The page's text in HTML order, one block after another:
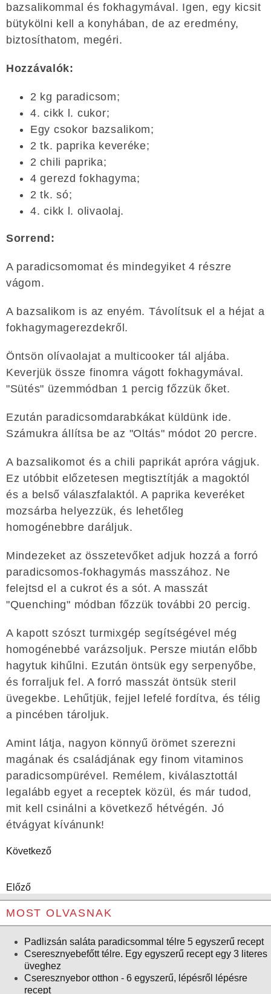
bazsalikommal és fokhagymával. Igen, egy kicsit
bütykölni kell a konyhában, de az eredmény,
biztosíthatom, megéri.
Hozzávalók:
2 kg paradicsom;
4. cikk l. cukor;
Egy csokor bazsalikom;
2 tk. paprika keveréke;
2 chili paprika;
4 gerezd fokhagyma;
2 tk. só;
4. cikk l. olivaolaj.
Sorrend:
A paradicsomomat és mindegyiket 4 részre
vágom.
A bazsalikom is az enyém. Távolítsuk el a héjat a
fokhagymagerezdekről.
Öntsön olívaolajat a multicooker tál aljába.
Keverjük össze finomra vágott fokhagymával.
"Sütés" üzemmódban 1 percig főzzük őket.
Ezután paradicsomdarabkákat küldünk ide.
Számukra állítsa be az "Oltás" módot 20 percre.
A bazsalikomot és a chili paprikát apróra vágjuk.
Ez utóbbit előzetesen megtisztítják a magoktól
és a belső válaszfalaktól. A paprika keveréket
mozsárba helyezzük, és lehetőleg
homogénebbre daráljuk.
Mindezeket az összetevőket adjuk hozzá a forró
paradicsomos-fokhagymás masszához. Ne
felejtsd el a cukrot és a sót. A masszát
"Quenching" módban főzzük további 20 percig.
A kapott szószt turmixgép segítségével még
homogénebbé varázsoljuk. Persze miután előbb
hagytuk kihűlni. Ezután öntsük egy serpenyőbe,
és forraljuk fel. A forró masszát öntsük steril
üvegekbe. Lehűtjük, fejjel lefelé fordítva, és télig
a pincében tároljuk.
Amint látja, nagyon könnyű örömet szerezni
magának és családjának egy finom vitaminos
paradicsompürével. Remélem, kiválasztottál
legalább egyet a receptek közül, és már tudod,
mit kell csinálni a következő hétvégén. Jó
étvágyat kívánunk!
Következő
Előző
MOST OLVASNAK
Padlizsán saláta paradicsommal télre 5 egyszerű recept
Cseresznyebefőtt télre. Egy egyszerű recept egy 3 literes
üveghez
Cseresznyebor otthon - 6 egyszerű, lépésről lépésre
recept